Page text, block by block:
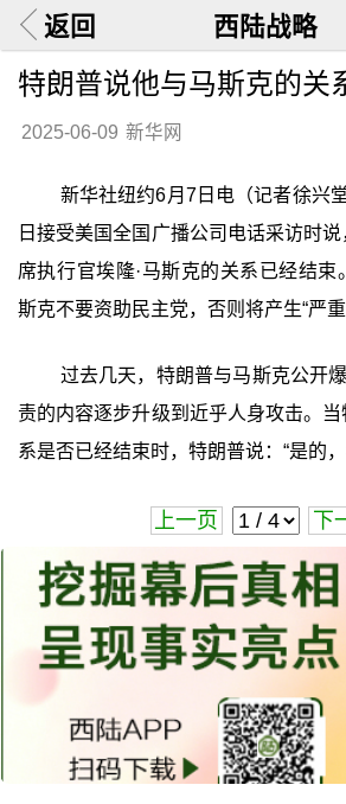
返回 西陆战略
特朗普说他与马斯克的关
2025-06-09 新华网
新华社纽约6月7日电（记者徐兴
日接受美国全国广播公司电话采访时
席执行官埃隆·马斯克的关系已经结束
斯克不要资助民主党，否则将产生“严重
过去几天，特朗普与马斯克公开
责的内容逐步升级到近乎人身攻击。
系是否已经结束时，特朗普说：“是的
上一页 下